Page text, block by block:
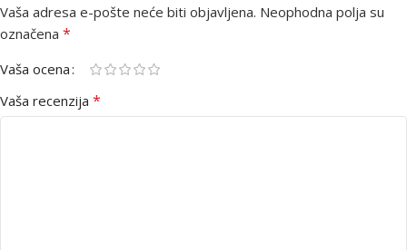
Vaša adresa e-pošte neće biti objavljena. Neophodna polja su
označena *
Vaša ocena
Vaša recenzija *